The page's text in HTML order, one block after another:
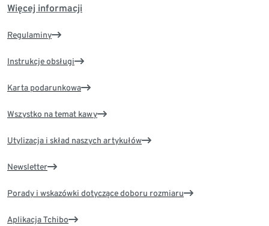
Więcej informacji
Regulaminy
Instrukcje obsługi
Karta podarunkowa
Wszystko na temat kawy
Utylizacja i skład naszych artykułów
Newsletter
Porady i wskazówki dotyczące doboru rozmiaru
Aplikacja Tchibo